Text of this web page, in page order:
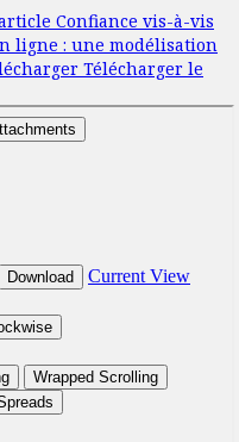
Confiance vis-à-vis
ligne : une modélisation
Télécharger le